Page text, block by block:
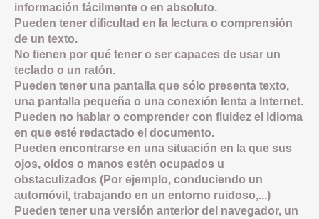
información fácilmente o en absoluto.
Pueden tener dificultad en la lectura o comprensión
de un texto.
No tienen por qué tener o ser capaces de usar un
teclado o un ratón.
Pueden tener una pantalla que sólo presenta texto,
una pantalla pequeña o una conexión lenta a Internet.
Pueden no hablar o comprender con fluidez el idioma
en que esté redactado el documento.
Pueden encontrarse en una situación en la que sus
ojos, oídos o manos estén ocupados u
obstaculizados (Por ejemplo, conduciendo un
automóvil, trabajando en un entorno ruidoso,...)
Pueden tener una versión anterior del navegador, un